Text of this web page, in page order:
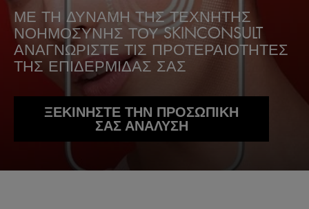
ΜΕ ΤΗ ΔΥΝΑΜΗ ΤΗΣ ΤΕΧΝΗΤΗΣ
ΝΟΗΜΟΣΥΝΗΣ ΤΟΥ SKINCONSULT
ΑΝΑΓΝΩΡΙΣΤΕ ΤΙΣ ΠΡΟΤΕΡΑΙΟΤΗΤΕΣ
ΤΗΣ ΕΠΙΔΕΡΜΙΔΑΣ ΣΑΣ
ΞΕΚΙΝΗΣΤΕ ΤΗΝ ΠΡΟΣΩΠΙΚΗ
ΣΑΣ ΑΝΑΛΥΣΗ